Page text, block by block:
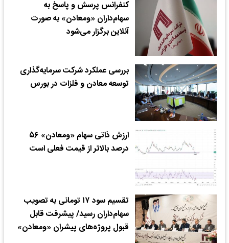
کنفرانس پرسش و پاسخ به
سهام‌داران «ومعادن» به صورت
آنلاین برگزار می‌شود
بررسی عملکرد شرکت سرمایه‌گذاری
توسعه معادن و فلزات در بورس
ارزش ذاتی سهام «ومعادن» ۵۶
درصد بالاتر از قیمت فعلی است
تقسیم سود ۱۷ تومانی به تصویب
سهام‌داران رسید/ پیشرفت قابل
قبول پروژه‌های پیشران «ومعادن»